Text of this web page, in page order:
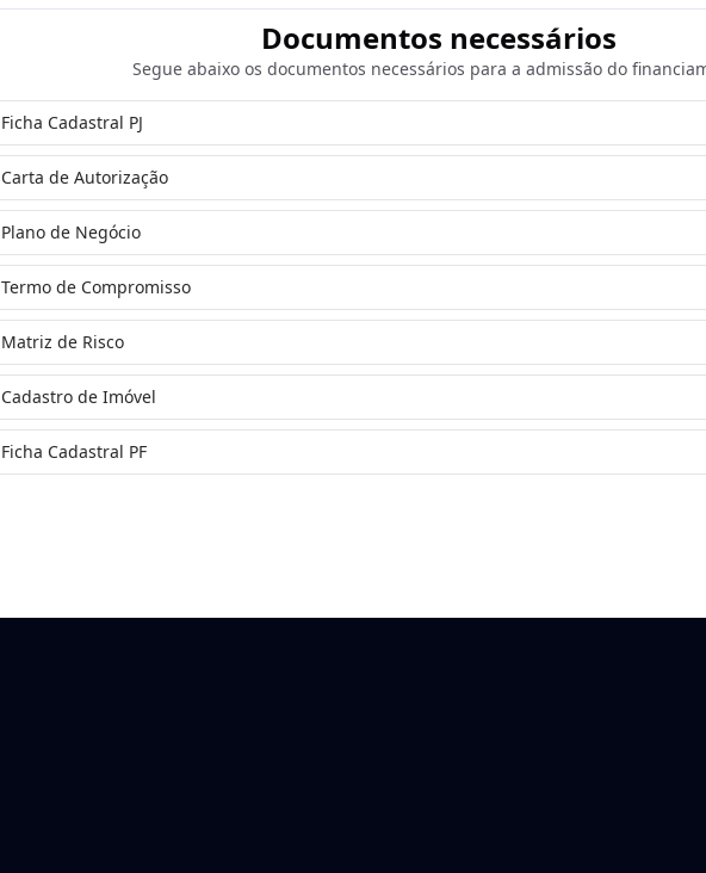
Documentos necessários
Segue abaixo os documentos necessários para a admissão do
Ficha Cadastral PJ
Carta de Autorização
Plano de Negócio
Termo de Compromisso
Matriz de Risco
Cadastro de Imóvel
Ficha Cadastral PF